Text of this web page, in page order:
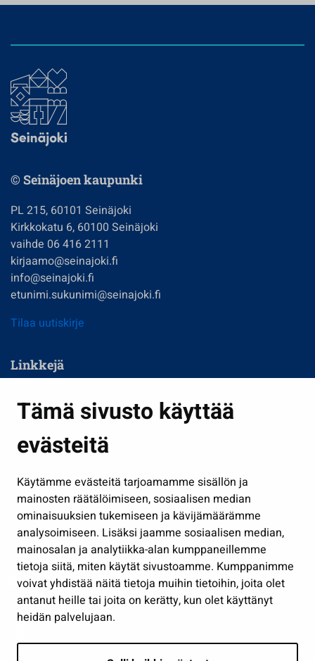
Tämä sivusto käyttää
evästeitä
Käytämme evästeitä tarjoamamme sisällön ja
mainosten räätälöimiseen, sosiaalisen median
ominaisuuksien tukemiseen ja kävijämäärämme
analysoimiseen. Lisäksi jaamme sosiaalisen median,
mainosalan ja analytiikka-alan kumppaneillemme
tietoja siitä, miten käytät sivustoamme. Kumppanimme
voivat yhdistää näitä tietoja muihin tietoihin, joita olet
antanut heille tai joita on kerätty, kun olet käyttänyt
heidän palvelujaan.
© Seinäjoen kaupunki
PL 215, 60101 Seinäjoki
Kirkkokatu 6, 60100 Seinäjoki
vaihde 06 416 2111
kirjaamo@seinajoki.fi
info@seinajoki.fi
etunimi.sukunimi@seinajoki.fi
Tilaa uutiskirje
Linkkejä
Kasvatus ja opetus
Kulttuuri ja liikunta
Työ ja yrittäminen
Osallistu ja asioi
Näytä omat evästeasetukseni
Seuraa meitä